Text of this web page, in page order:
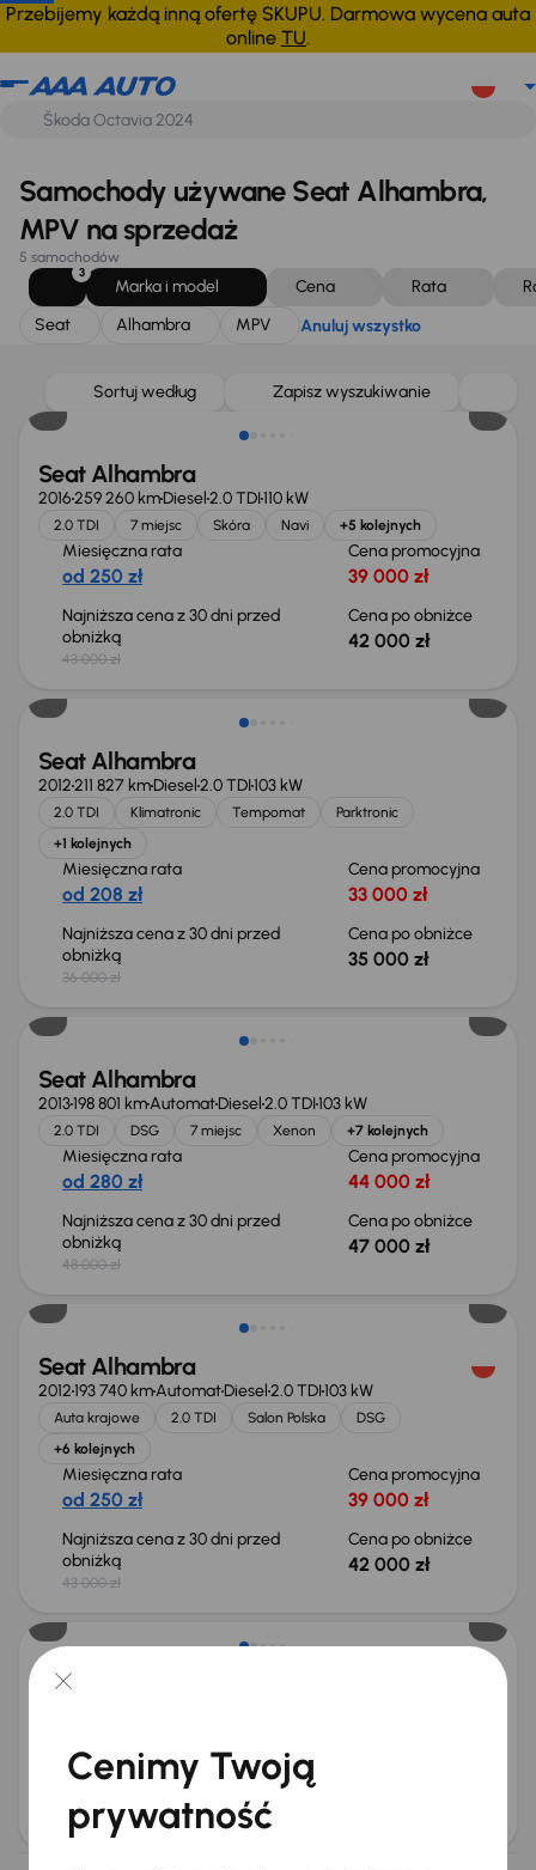
Przebijemy każdą inną ofertę SKUPU. Darmowa wycena auta
online TU.
Seat Alhambra MPV Anuluj wszystko
Samochody używane Seat Alhambra,
MPV na sprzedaż
5 samochodów
3
Marka i model Cena Rata
Seat
Alhambra MPV Anuluj wszystko
Sortuj według Zapisz wyszukiwanie
Taniej o 1 000 zł
Seat Alhambra
2016259 260 kmDiesel2.0 TDI110 kW
2.0 TDI 7 miejsc Skóra Navi +5 kolejnych
Miesięczna rata
od 250 zł
Cena promocyjna
39 000 zł
Najniższa cena z 30 dni przed
obniżką
43 000 zł
Cena po obniżce
42 000 zł
Taniej o 1 000 zł
Seat Alhambra
2012211 827 kmDiesel2.0 TDI103 kW
2.0 TDI Klimatronic Tempomat
Parktronic
+1 kolejnych
Miesięczna rata
od 208 zł
Cena promocyjna
33 000 zł
Najniższa cena z 30 dni przed
obniżką
36 000 zł
Cena po obniżce
35 000 zł
Taniej o 1 000 zł
Seat Alhambra
2013198 801 kmAutomatDiesel2.0 TDI103 kW
2.0 TDI DSG 7 miejsc Xenon +7 kolejnych
Miesięczna rata
od 280 zł
Cena promocyjna
44 000 zł
Najniższa cena z 30 dni przed
obniżką
48 000 zł
Cena po obniżce
47 000 zł
Taniej o 1 000 zł
Seat Alhambra
2012193 740 kmAutomatDiesel2.0 TDI103 kW
Auta krajowe 2.0 TDI Salon Polska
DSG
+6 kolejnych
Miesięczna rata
od 250 zł
Cena promocyjna
39 000 zł
Najniższa cena z 30 dni przed
obniżką
43 000 zł
Cena po obniżce
42 000 zł
Seat Alhambra
+2 kolejnych
od 113 zł
Cenimy Twoją
prywatność